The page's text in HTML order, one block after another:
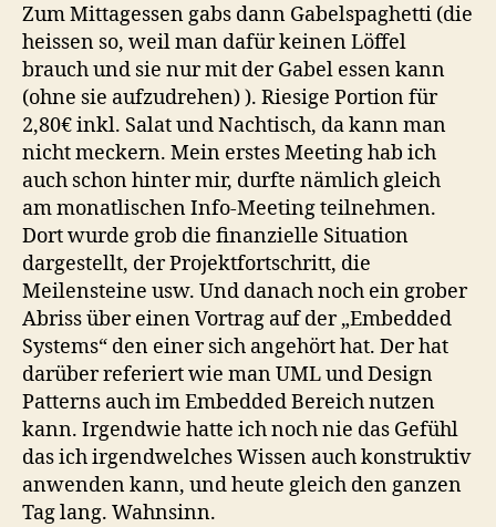
Zum Mittagessen gabs dann Gabelspaghetti (die
heissen so, weil man dafür keinen Löffel
brauch und sie nur mit der Gabel essen kann
(ohne sie aufzudrehen) ). Riesige Portion für
2,80€ inkl. Salat und Nachtisch, da kann man
nicht meckern. Mein erstes Meeting hab ich
auch schon hinter mir, durfte nämlich gleich
am monatlischen Info-Meeting teilnehmen.
Dort wurde grob die finanzielle Situation
dargestellt, der Projektfortschritt, die
Meilensteine usw. Und danach noch ein grober
Abriss über einen Vortrag auf der „Embedded
Systems“ den einer sich angehört hat. Der hat
darüber referiert wie man UML und Design
Patterns auch im Embedded Bereich nutzen
kann. Irgendwie hatte ich noch nie das Gefühl
das ich irgendwelches Wissen auch konstruktiv
anwenden kann, und heute gleich den ganzen
Tag lang. Wahnsinn.